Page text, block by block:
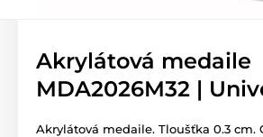
Akrylátová medaile
MDA2026M32 |
Akrylátová medaile. Tloušťka 0.3 cm.